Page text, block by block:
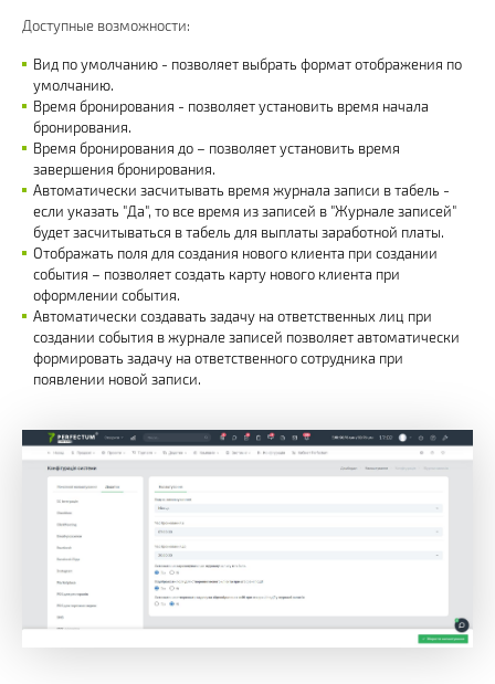
Доступные возможности:
Вид по умолчанию - позволяет выбрать формат отображения по
умолчанию.
Время бронирования - позволяет установить время начала
бронирования.
Время бронирования до – позволяет установить время
завершения бронирования.
Автоматически засчитывать время журнала записи в табель -
если указать "Да", то все время из записей в "Журнале записей"
будет засчитываться в табель для выплаты заработной платы.
Отображать поля для создания нового клиента при создании
события – позволяет создать карту нового клиента при
оформлении события.
Автоматически создавать задачу на ответственных лиц при
создании события в журнале записей позволяет автоматически
формировать задачу на ответственного сотрудника при
появлении новой записи.